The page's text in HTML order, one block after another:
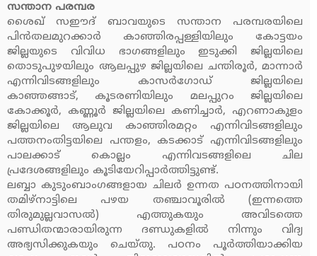
സന്താന പരമ്പര
ശൈഖ് സഈദ് ബാവയുടെ സന്താന പരമ്പരയിലെ
പിന്‍തലമുറക്കാര്‍ കാഞ്ഞിരപ്പള്ളിയിലും കോട്ടയം
ജില്ലയുടെ വിവിധ ഭാഗങ്ങളിലും ഇടുക്കി ജില്ലയിലെ
തൊടുപുഴയിലും ആലപ്പുഴ ജില്ലയിലെ ചന്തിരൂര്‍, മാന്നാര്‍
എന്നിവിടങ്ങളിലും കാസര്‍ഗോഡ് ജില്ലയിലെ
കാഞ്ഞങ്ങാട്, കൂടരണിയിലും മലപ്പുറം ജില്ലയിലെ
കോക്കൂര്‍, കണ്ണൂര്‍ ജില്ലയിലെ കണിച്ചാര്‍, എറണാകുളം
ജില്ലയിലെ ആലുവ കാഞ്ഞിരമറ്റം എന്നിവിടങ്ങളിലും
പത്തനംതിട്ടയിലെ പന്തളം, കടക്കാട് എന്നിവിടങ്ങളിലും
പാലക്കാട് കൊല്ലം എന്നിവടങ്ങളിലെ ചില
പ്രദേശങ്ങളിലും കൂടിയേറിപ്പാര്‍ത്തിട്ടുണ്ട്.
ലബ്ബാ കുടുംബാംഗങ്ങളായ ചിലര്‍ ഉന്നത പഠനത്തിനായി
തമിഴ്‌നാട്ടിലെ പഴയ തഞ്ചാവൂരില്‍ (ഇന്നത്തെ
തിരുമുല്ലവാസല്‍) എത്തുകയും അവിടത്തെ
പണ്ഡിതന്മാരായിരുന്ന ദണ്ഡുകളില്‍ നിന്നും വിദ്യ
അഭ്യസിക്കുകയും ചെയ്തു. പഠനം പൂര്‍ത്തിയാക്കിയ